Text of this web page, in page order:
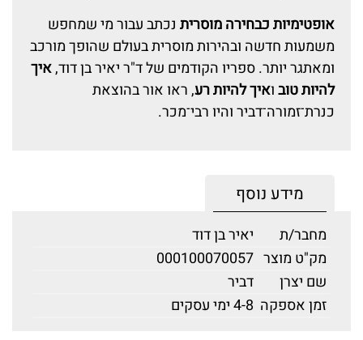
אופטימיות כבחירה מוסרית נכתב עבור מי שמחפש
משמעות חדשה ובהירות מוסרית בעולם שהופך מורכב
ומאתגר יותר. ספריו הקודמים של ד"ר יאיר בן דוד,איך
להיות טובואיך להיות רע, ראו אור בהוצאת
כנרת־זמורה־דביר והיו רבי־מכר.
מידע נוסף
מחבר/ת
יאיר בן דוד
מק"ט מוצר 000100070057
שם יצרן
דביר
זמן אספקה 4-8 ימי עסקים